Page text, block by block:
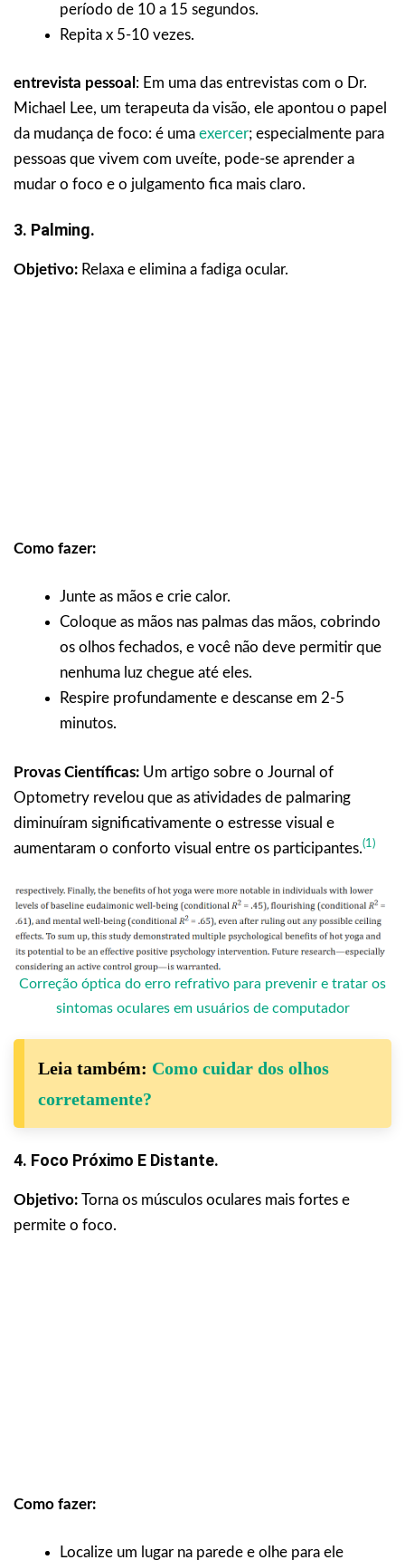
período de 10 a 15 segundos.
Repita x 5-10 vezes.
entrevista pessoal : Em uma das entrevistas com o Dr.
Michael Lee, um terapeuta da visão, ele apontou o papel
da mudança de foco: é uma exercer; especialmente para
pessoas que vivem com uveíte, pode-se aprender a
mudar o foco e o julgamento fica mais claro.
3. Palming.
Objetivo: Relaxa e elimina a fadiga ocular.
Como fazer:
Junte as mãos e crie calor.
Coloque as mãos nas palmas das mãos, cobrindo
os olhos fechados, e você não deve permitir que
nenhuma luz chegue até eles.
Respire profundamente e descanse em 2-5
minutos.
Provas Científicas: Um artigo sobre o Journal of
Optometry revelou que as atividades de palmaring
diminuíram significativamente o estresse visual e
aumentaram o conforto visual entre os participantes.(1)
Correção óptica do erro refrativo para prevenir e tratar os
sintomas oculares em usuários de computador
Leia também: Como cuidar dos olhos
corretamente?
4. Foco Próximo E Distante.
Objetivo: Torna os músculos oculares mais fortes e
permite o foco.
Como fazer:
Localize um lugar na parede e olhe para ele